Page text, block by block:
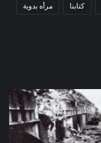
كتابنا مرأه بدوية